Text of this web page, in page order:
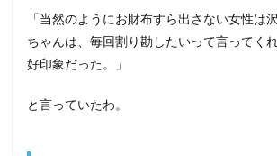
「当然のようにお財布すら出さない女性は
ちゃんは、毎回割り勘したいって言ってく
好印象だった。」
と言っていたわ。